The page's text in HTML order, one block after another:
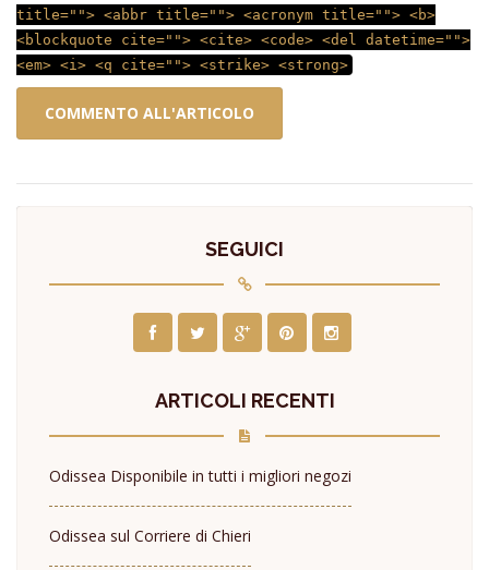
title=""> <abbr title=""> <acronym title=""> <b>
<blockquote cite=""> <cite> <code> <del datetime="">
<em> <i> <q cite=""> <strike> <strong>
SEGUICI
ARTICOLI RECENTI
Odissea Disponibile in tutti i migliori negozi
Odissea sul Corriere di Chieri